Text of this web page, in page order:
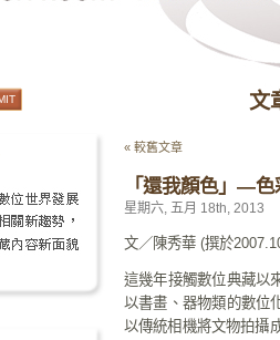
文
« 較舊文章
「還我顏色」—
星期六, 五月 18th, 2013
文／陳秀華 (撰於
這幾年接觸數位典藏以
以書畫、器物類的數位
以傳統相機將文物拍攝